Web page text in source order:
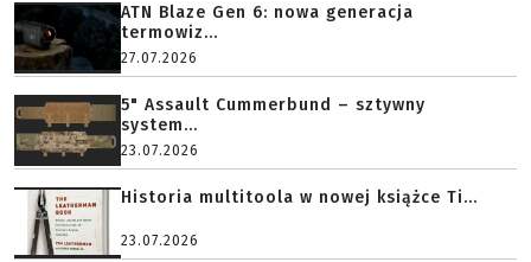
ATN Blaze Gen 6: nowa generacja
termowiz...
27.07.2026
5" Assault Cummerbund – sztywny
system...
23.07.2026
Historia multitoola w nowej książce Ti...
23.07.2026